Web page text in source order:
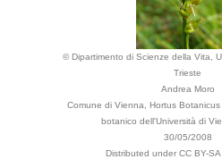
© Dipartimento di Scienze della Vita,
Trieste
Andrea Moro
Comune di Vienna, Hortus
botanico dell'Università di
30/05/2008
Distributed under CC BY-SA